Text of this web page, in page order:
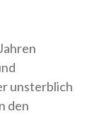
unsterblich
den